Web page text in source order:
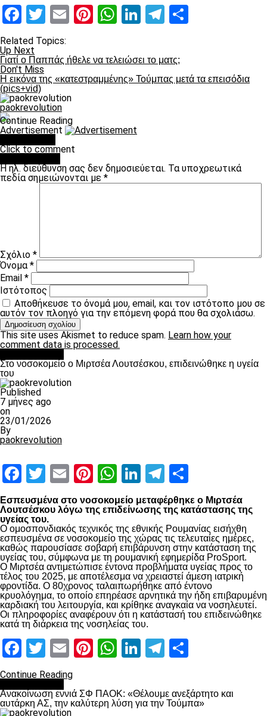
Facebook
Twitter
EmailPinterest
WhatsApp
LinkedIn
Telegram
Related Topics:
Up Next
Γιατί ο Παππάς ήθελε να τελειώσει το ματς;
Don't Miss
Η εικόνα της «κατεστραμμένης» Τούμπας μετά τα επεισόδια
(pics+vid)
paokrevolution
Continue Reading
Advertisement
Click to comment
Η ηλ. διεύθυνση σας δεν δημοσιεύεται. Τα υποχρεωτικά
πεδία σημειώνονται με *
Σχόλιο *
Όνομα*
Email *
Ιστότοπος
Αποθήκευσε το όνομά μου, email, και τον ιστότοπο μου σε
αυτόν τον πλοηγό για την επόμενη φορά που θα σχολιάσω.
This site uses Akismet to reduce spam. Learn how your
comment data is processed.
Στο νοσοκομείο ο Μιρτσέα Λουτσέσκου, επιδεινώθηκε η υγεία
του
Published
7 μήνες ago
on
23/01/2026
By
paokrevolution
Facebook
Twitter
EmailPinterest
WhatsApp
LinkedIn
Telegram
Εσπευσμένα στο νοσοκομείο μεταφέρθηκε ο Μιρτσέα
Λουτσέσκου λόγω της επιδείνωσης της κατάστασης της
υγείας του.
Ο ομοσπονδιακός τεχνικός της εθνικής Ρουμανίας εισήχθη
εσπευσμένα σε νοσοκομείο της χώρας τις τελευταίες ημέρες,
καθώς παρουσίασε σοβαρή επιβάρυνση στην κατάσταση της
υγείας του, σύμφωνα με τη ρουμανική εφημερίδα ProSport.
Ο Μιρτσέα αντιμετώπισε έντονα προβλήματα υγείας προς το
τέλος του 2025, με αποτέλεσμα να χρειαστεί άμεση ιατρική
φροντίδα. Ο 80χρονος ταλαιπωρήθηκε από έντονο
κρυολόγημα, το οποίο επηρέασε αρνητικά την ήδη επιβαρυμένη
καρδιακή του λειτουργία, και κρίθηκε αναγκαία να νοσηλευτεί.
Οι πληροφορίες αναφέρουν ότι η κατάστασή του επιδεινώθηκε
κατά τη διάρκεια της νοσηλείας του.
Facebook
Twitter
EmailPinterest
WhatsApp
LinkedIn
Telegram
Continue Reading
Ανακοίνωση εννιά ΣΦ ΠΑΟΚ: «Θέλουμε ανεξάρτητο και
αυτάρκη ΑΣ, την καλύτερη λύση για την Τούμπα»